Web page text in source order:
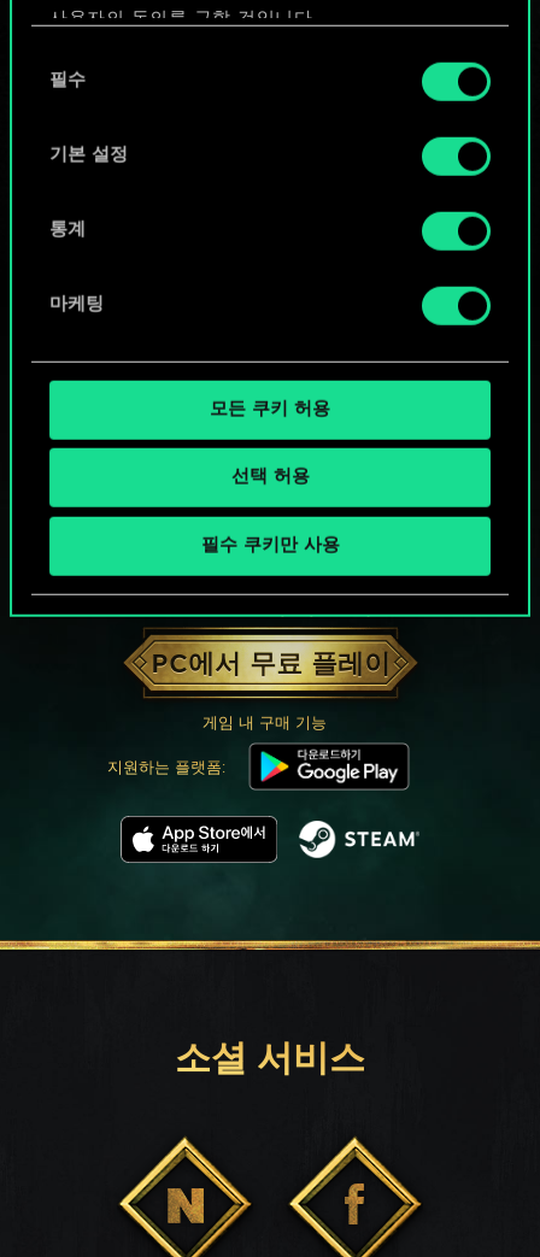
사용자의 동의를 구할 것입니다.
쿠키 사용에 관한 세부 사항이나 관련 설정은 아래의
필수
기본 설정
통계
마케팅
모든 쿠키 허용
선택 허용
필수 쿠키만 사용
궨트 한 판 어떠신가요?
PC에서 무료 플레이
게임 내 구매 기능
지원하는 플랫폼:
소셜 서비스